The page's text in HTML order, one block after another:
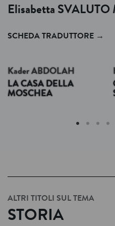
Elisabetta SVALUTO
SCHEDA TRADUTTORE →
Kader ABDOLAH
LA CASA DELLA
MOSCHEA
ALTRI TITOLI SUL TEMA
STORIA